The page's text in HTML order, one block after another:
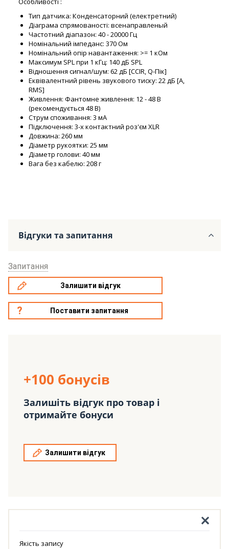
Тип датчика: Конденсаторний (електретний)
Діаграма спрямованості: всенаправленый
Частотний діапазон: 40 - 20000 Гц
Номінальний імпеданс: 370 Ом
Номінальний опір навантаження: >= 1 кОм
Максимум SPL при 1 кГц: 140 дБ SPL
Відношення сигнал/шум: 62 дБ [CCIR, Q-Пік]
Еквівалентний рівень звукового тиску: 22 дБ [A,
RMS]
Живлення: Фантомне живлення: 12 - 48 В
(рекомендується 48 В)
Струм споживання: 3 мА
Підключення: 3-х контактний роз'єм XLR
Довжина: 260 мм
Діаметр рукоятки: 25 мм
Діаметр голови: 40 мм
Вага без кабелю: 208 г
Відгуки та запитання
Запитання
Залишити відгук
Поставити запитання
+100 бонусів
Залишіть відгук про товар і
отримайте бонуси
Залишити відгук
Якість запису